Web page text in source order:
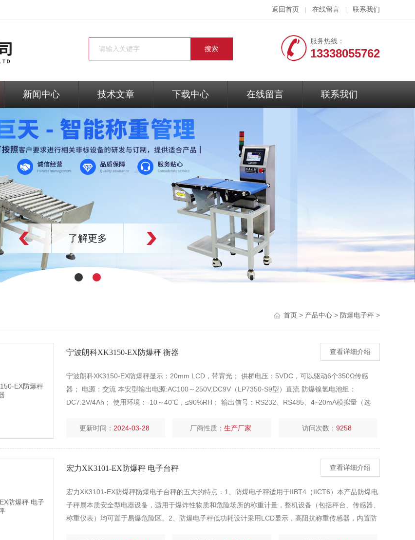
返回首页 在线留言 联系我们
服务热线：
13338055762
新闻中心 技术文章 下载中心 在线留言 联系我们
了解更多 Previous
首页 > 产品中心 > 防爆电子秤 >
宁波朗科XK3150-EX防爆秤 衡器 查看详细介绍
宁波朗科XK3150-EX防爆秤显示：20mm LCD，带背光； 供桥电压：5VDC，可以驱动6个350Ω传感
器； 电源：交流 本安型输出电源:AC100～250V,DC9V（LP7350-S9型）直流 防爆镍氢电池组：
DC7.2V/4Ah； 使用环境：-10～40℃，≤90%RH； 输出信号：RS232、RS485、4~20mA模拟量（选
更新时间：2024-03-28 厂商性质：生产厂家 访问次数：9258
宏力XK3101-EX防爆秤 电子台秤 查看详细介绍
宏力XK3101-EX防爆秤防爆电子台秤的五大的特点：1、防爆电子秤适用于IIBT4（IICT6）本产品防爆电
子秤属本质安全型电器设备，适用于爆炸性物质和危险场所的称重计量，整机设备（包括秤台、传感器、
称重仪表）均可置于易爆危险区。2、防爆电子秤低功耗设计采用LCD显示，高阻抗称重传感器，内置防